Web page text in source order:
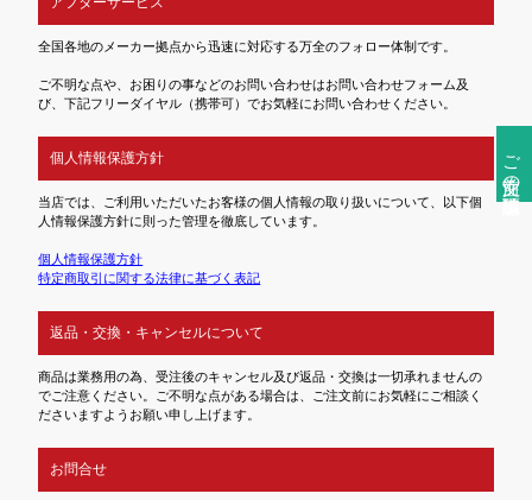
ご注文前の確認事項
全国各地のメーカー拠点から迅速に対応する万全のフォロー体制です。
ご不明な点や、お困りの事などのお問い合わせはお問い合わせフォーム及
び、下記フリーダイヤル（携帯可）でお気軽にお問い合わせください。
個人情報保護方針
当店では、ご利用いただいたお客様の個人情報の取り扱いについて、以下個
人情報保護方針に則った管理を徹底しています。
個人情報保護方針
特定商取引に関する法律に基づく表記
返品・交換・キャンセルについて
商品は業務用の為、受注後のキャンセル及び返品・交換は一切承れませんの
でご注意ください。ご不明な点がある場合は、ご注文前にお気軽にご相談く
ださいますようお願い申し上げます。
お問合せ